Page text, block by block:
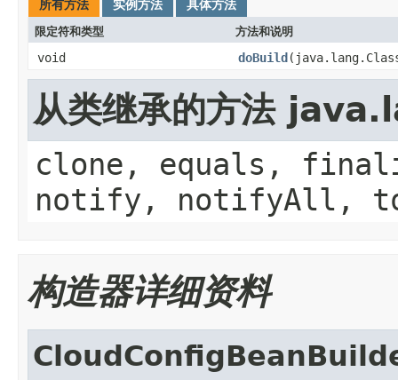
所有方法 实例方法 具体方法
限定符和类型 方法和说明
void doBuild
从类继承的方法
clone, equals,
notify, notifyAll,
构造器详细资料